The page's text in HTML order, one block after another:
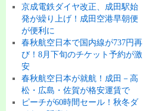
京成電鉄ダイヤ改正、成田駅始
発が繰り上げ！成田空港早朝便
が便利に
春秋航空日本で国内線が737円再
び！8月下旬のチケット予約が激
安
春秋航空日本が就航！成田－高
松・広島・佐賀が格安運賃で
ピーチが60時間セール！秋冬ダ